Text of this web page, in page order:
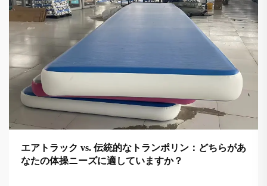
エアトラック vs. 伝統的なトランポリン：どちらがあ
なたの体操ニーズに適していますか？